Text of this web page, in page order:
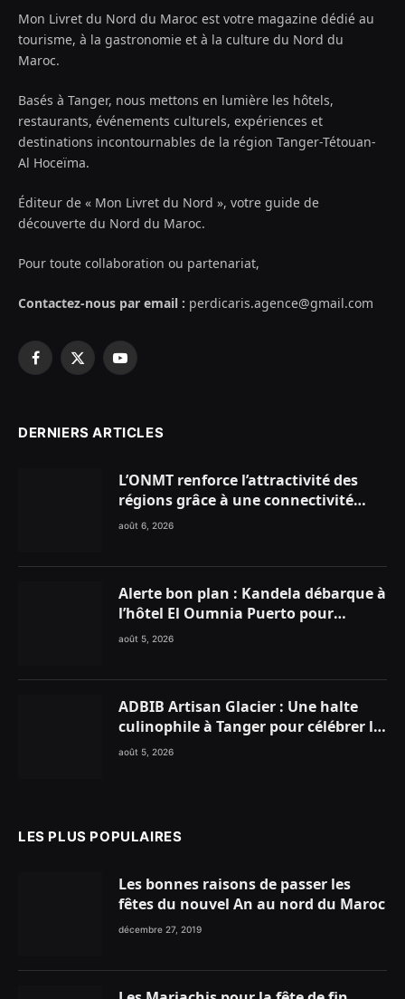
Mon Livret du Nord du Maroc est votre magazine dédié au
tourisme, à la gastronomie et à la culture du Nord du
Maroc.
Basés à Tanger, nous mettons en lumière les hôtels,
restaurants, événements culturels, expériences et
destinations incontournables de la région Tanger-Tétouan-
Al Hoceïma.
Éditeur de « Mon Livret du Nord », votre guide de
découverte du Nord du Maroc.
Pour toute collaboration ou partenariat,
Contactez-nous par email : perdicaris.agence@gmail.com
Facebook
X
YouTube
DERNIERS ARTICLES
L’ONMT renforce l’attractivité des
régions grâce à une connectivité
aérienne historique de Ryanair
août 6, 2026
Alerte bon plan : Kandela débarque à
l’hôtel El Oumnia Puerto pour
enflammer le Chiringuito Malibu
août 5, 2026
ADBIB Artisan Glacier : Une halte
culinophile à Tanger pour célébrer la
glace traditionnelle aux matières
août 5, 2026
LES PLUS POPULAIRES
Les bonnes raisons de passer les
fêtes du nouvel An au nord du Maroc
décembre 27, 2019